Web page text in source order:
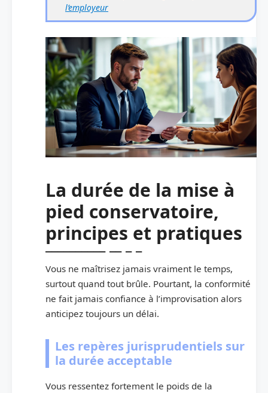
l’employeur
La durée de la mise à
pied conservatoire,
principes et pratiques
Vous ne maîtrisez jamais vraiment le temps,
surtout quand tout brûle. Pourtant, la conformité
ne fait jamais confiance à l’improvisation alors
anticipez toujours un délai.
Les repères jurisprudentiels sur
la durée acceptable
Vous ressentez fortement le poids de la